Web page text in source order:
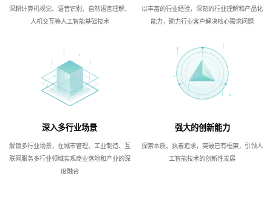
深耕计算机视觉、语音识别、自然语言理解、
人机交互等人工智能基础技术
以丰富的行业经验，深刻的行业理解和产品化
能力，助力行业客户解决核心需求问题
深入多行业场景
解锁多行业场景，在城市管理、工业制造、互
联网服务多行业领域实现商业落地和产业的深
度融合
强大的创新能力
探索本质、执着追求，突破已有框架，引领人
工智能技术的创新性发展